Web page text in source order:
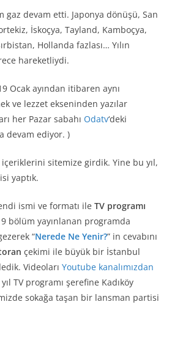
gaz devam etti. Japonya dönüşü, San
İskoçya, Tayland, Kamboçya,
Hollanda fazlası… Yılın
hareketliydi.
Ocak ayından itibaren aynı
ve lezzet ekseninden yazılar
her Pazar sabahı Odatv‘deki
devam ediyor. )
içeriklerini sitemize girdik. Yine bu yıl,
yaptık.
ismi ve formatı ile TV programı
bölüm yayınlanan programda
“Nerede Ne Yenir?” in cevabını
çekimi ile büyük bir İstanbul
Videoları Youtube kanalımızdan
TV programı şerefine Kadıköy
sokağa taşan bir lansman partisi